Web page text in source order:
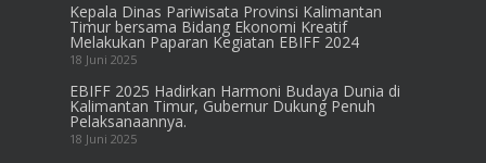
Kepala Dinas Pariwisata Provinsi Kalimantan
Timur bersama Bidang Ekonomi Kreatif
Melakukan Paparan Kegiatan EBIFF 2024
18 Juni 2025
EBIFF 2025 Hadirkan Harmoni Budaya Dunia di
Kalimantan Timur, Gubernur Dukung Penuh
Pelaksanaannya.
18 Juni 2025